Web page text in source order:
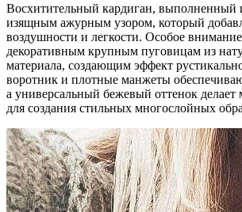
Восхитительный кардиган, выполненный
изящным ажурным узором, который
воздушности и легкости. Особое
декоративным крупным пуговицам из
материала, создающим эффект
воротник и плотные манжеты
а универсальный бежевый оттенок делает
для создания стильных многослойных